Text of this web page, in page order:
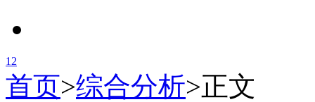
1 2
首页>综合分析>正文